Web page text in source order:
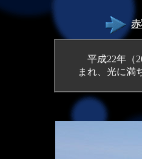
平成22年（
まれ、光に満